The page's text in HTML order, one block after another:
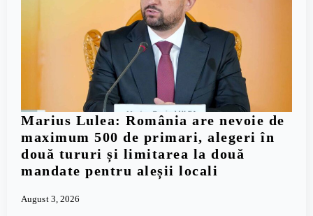
Marius Lulea: România are nevoie de
maximum 500 de primari, alegeri în
două tururi și limitarea la două
mandate pentru aleșii locali
August 3, 2026